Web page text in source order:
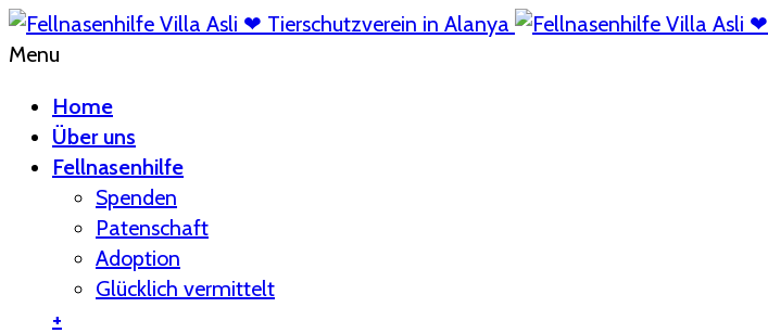
Menu
Home
Über uns
Fellnasenhilfe
Spenden
Patenschaft
Adoption
Glücklich vermittelt
+